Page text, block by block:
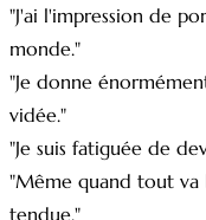
"J'ai l'impression de
monde."
"Je donne
vidée."
"Je suis fatiguée de
"Même quand tout va
tendue."